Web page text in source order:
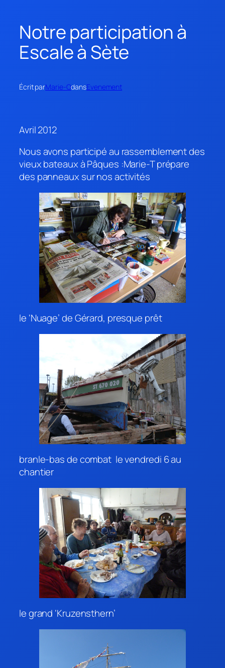
Notre participation à
Escale à Sète
Écrit parMarie-OdansEvenement
Avril 2012
Nous avons participé au rassemblement des
vieux bateaux à Pâques :Marie-T prépare
des panneaux sur nos activités
le ‘Nuage’ de Gérard, presque prêt
branle-bas de combat le vendredi 6 au
chantier
le grand ‘Kruzensthern’